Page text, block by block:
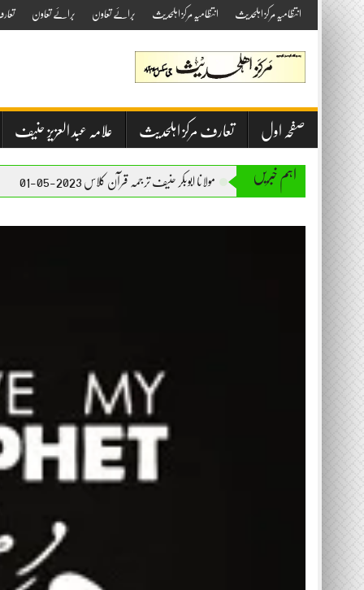
Skip
to
content
انتظامیہ مرکز اہلحدیث انتظامیہ مرکز اہلحدیث برائے تعاون برائے تعاون
صفحہ اول تعارف مرکز اہلحدیث علامہ عبد العزیز حنیف
اہم خبریںمولانا ابوبکر حنیف ترجمہ قرآن کلاس 2023-05-01 مولانا